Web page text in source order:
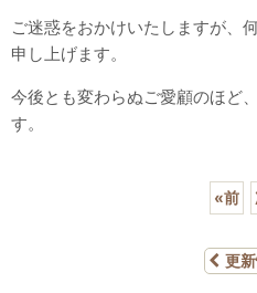
ご迷惑をおかけいたしますが、
申し上げます。
今後とも変わらぬご愛顧のほど
す。
«前
更